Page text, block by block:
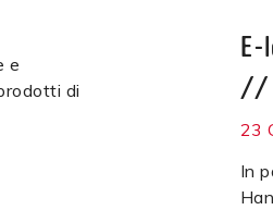
e
di
E-
//
23
In